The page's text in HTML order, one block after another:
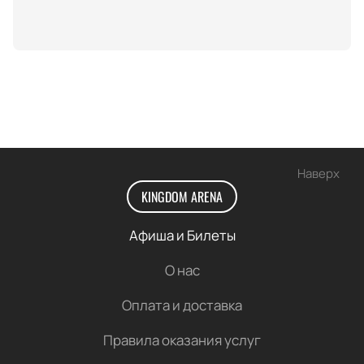
Наверх
KINGDOM ARENA
Афиша и Билеты
О нас
Оплата и доставка
Правила оказания услуг